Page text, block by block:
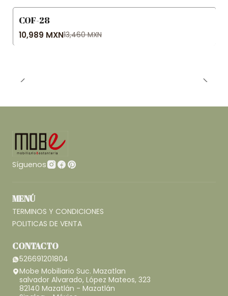
-18% OFF
COF-28
10,989 MXN13,460 MXN
Síguenos
MENÚ
TERMINOS Y CONDICIONES
POLITICAS DE VENTA
CONTACTO
526691201804
Mobe Mobiliario Suc. Mazatlan
salvador Alvarado, López Mateos, 323
82140 Mazatlán - Mazatlán